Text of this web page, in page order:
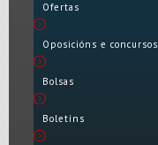
Ofertas
Oposicións e concursos
Bolsas
Boletíns